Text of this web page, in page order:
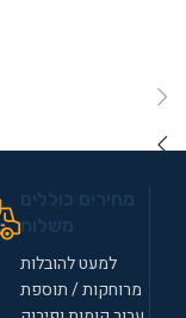
למעט להובלות
מרוחקות / תוספת